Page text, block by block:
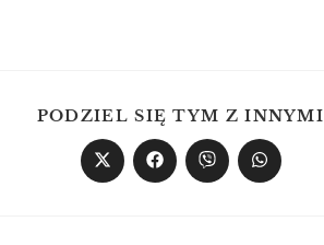
PODZIEL SIĘ TYM Z INNYMI